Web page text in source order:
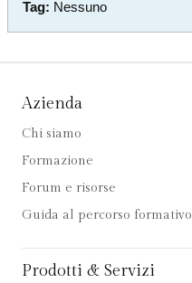
Tag: Nessuno
Azienda
Chi siamo
Formazione
Forum e risorse
Guida al percorso formativo
Prodotti & Servizi